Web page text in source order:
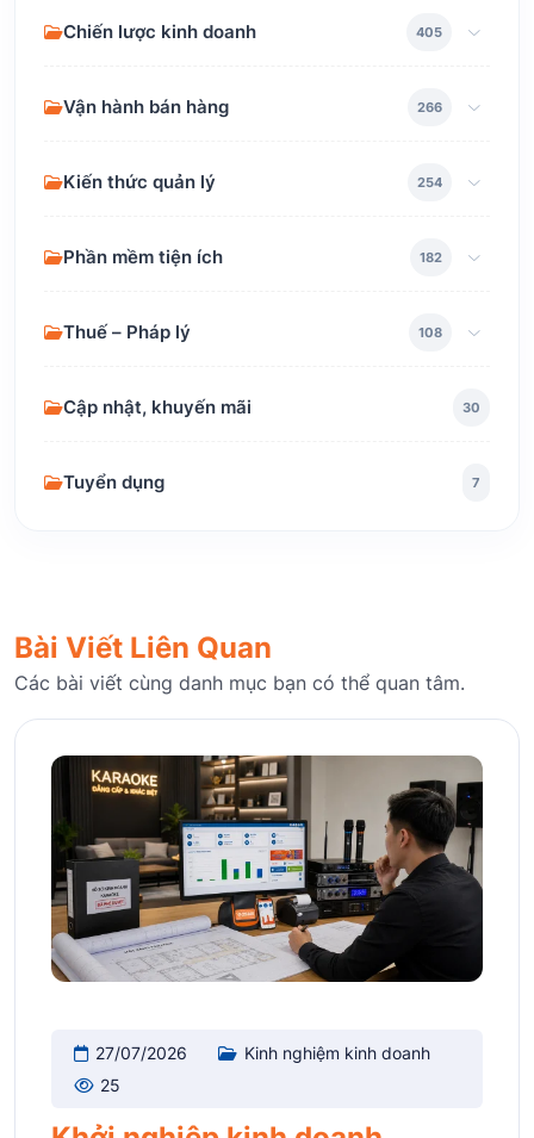
Chiến lược kinh doanh 405
Vận hành bán hàng 266
Kiến thức quản lý 254
Phần mềm tiện ích 182
Thuế – Pháp lý 108
Cập nhật, khuyến mãi 30
Tuyển dụng 7
Bài Viết Liên Quan
Các bài viết cùng danh mục bạn có thể quan tâm.
27/07/2026
Kinh nghiệm kinh doanh
25